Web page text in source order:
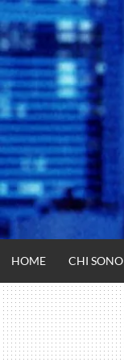
Vai
al
contenuto
HOME CHI SONO